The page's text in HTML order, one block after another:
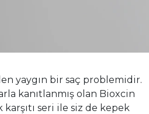
yaygın bir saç problemidir.
kanıtlanmış olan Bioxcin
seri ile siz de kepek